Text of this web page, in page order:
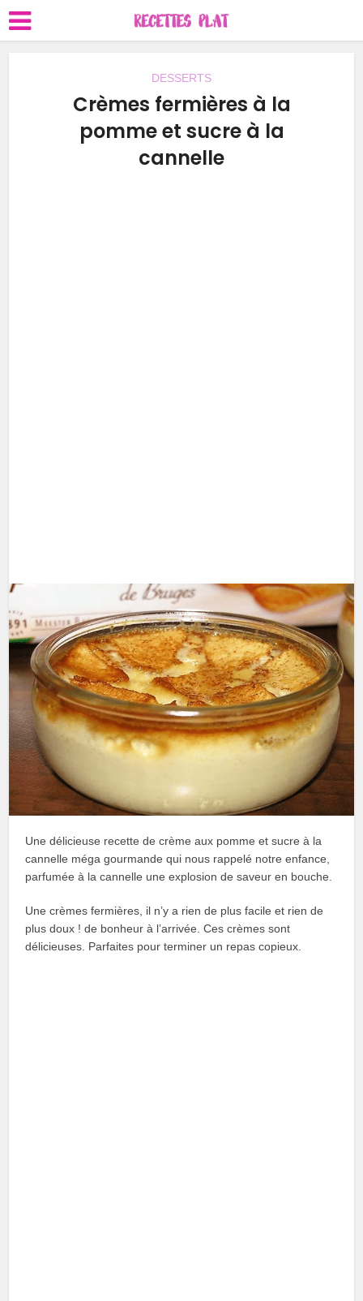
DESSERTS
Crèmes fermières à la
pomme et sucre à la
cannelle
Une délicieuse recette de crème aux pomme et sucre à la
cannelle méga gourmande qui nous rappelé notre enfance,
parfumée à la cannelle une explosion de saveur en bouche.
Une crèmes fermières, il n’y a rien de plus facile et rien de
plus doux ! de bonheur à l’arrivée. Ces crèmes sont
délicieuses. Parfaites pour terminer un repas copieux.